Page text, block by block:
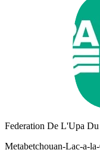
Federation De L'Upa
Metabetchouan-Lac-a-